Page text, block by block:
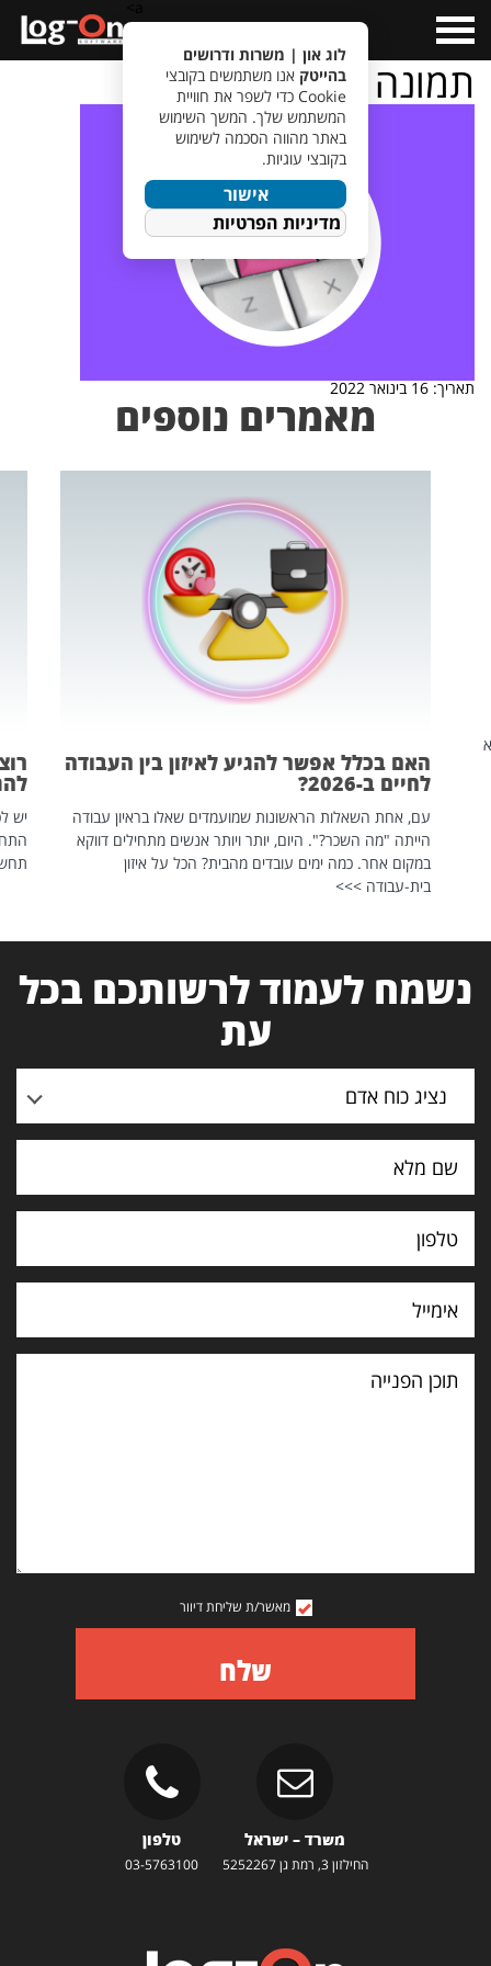
Menu
תמונה לכתבה BI
תאריך: 16 בינואר 2022
מאמרים נוספים
האם בכלל אפשר להגיע לאיזון בין העבודה
לחיים ב-2026?
עם, אחת השאלות הראשונות שמועמדים שאלו בראיון עבודה
הייתה "מה השכר?". היום, יותר ויותר אנשים מתחילים דווקא
במקום אחר. כמה ימים עובדים מהבית? הכל על איזון
בית-עבודה >>>
יש
נשמח לעמוד לרשותכם בכל
עת
נציג כוח אדם
תוכן
הפנייה
מאשר/ת שליחת דיוור
שלח
משרד – ישראל
החילזון 3, רמת גן 5252267
טלפון
03-5763100
לוג און | משרות ודרושים
בהייטק אנו משתמשים בקובצי
Cookie כדי לשפר את חוויית
המשתמש שלך. המשך השימוש
באתר מהווה הסכמה לשימוש
בקובצי עוגיות.
אישור
מדיניות הפרטיות